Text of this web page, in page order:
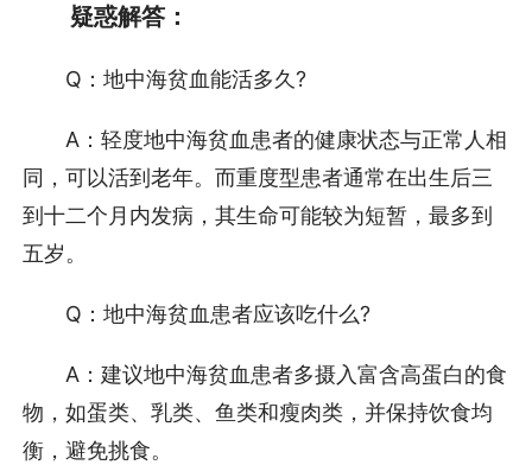
疑惑解答：
Q：地中海贫血能活多久?
A：轻度地中海贫血患者的健康状态与正常人相
同，可以活到老年。而重度型患者通常在出生后三
到十二个月内发病，其生命可能较为短暂，最多到
五岁。
Q：地中海贫血患者应该吃什么?
A：建议地中海贫血患者多摄入富含高蛋白的食
物，如蛋类、乳类、鱼类和瘦肉类，并保持饮食均
衡，避免挑食。